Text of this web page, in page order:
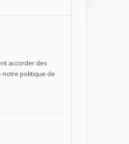
accorder des
notre politique de